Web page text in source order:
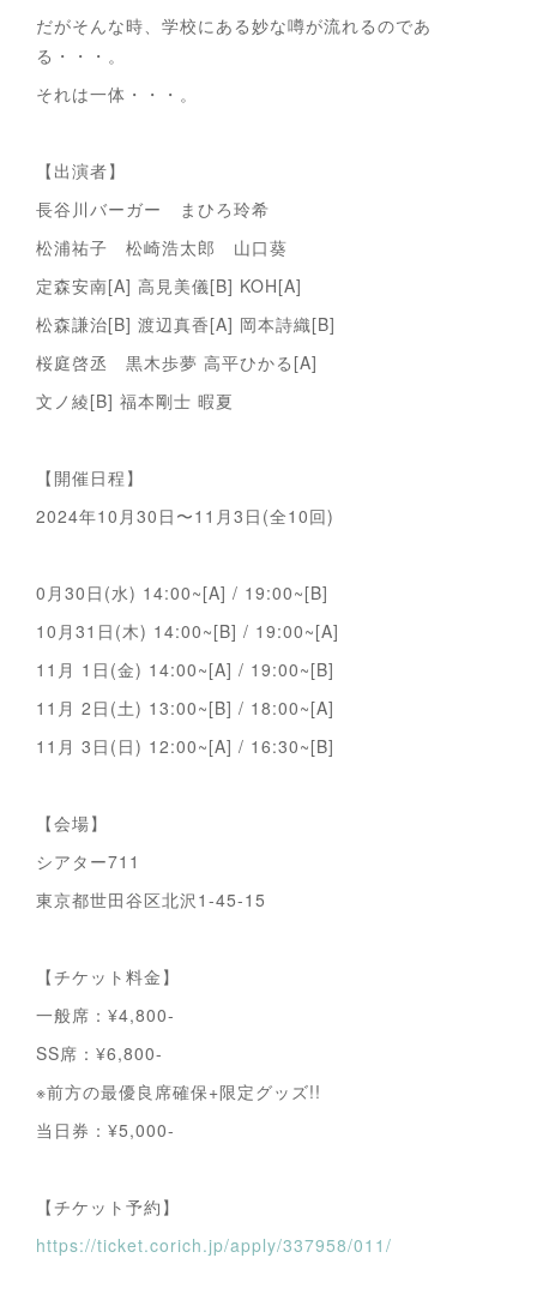
だがそんな時、学校にある妙な噂が流れるのであ
る・・・。
それは一体・・・。
【出演者】
長谷川バーガー まひろ玲希
松浦祐子 松崎浩太郎 山口葵
定森安南[A] 高見美儀[B] KOH[A]
松森謙治[B] 渡辺真香[A] 岡本詩織[B]
桜庭啓丞 黒木歩夢 高平ひかる[A]
文ノ綾[B] 福本剛士 暇夏
【開催日程】
2024年10月30日〜11月3日(全10回)
0月30日(水) 14:00~[A] / 19:00~[B]
10月31日(木) 14:00~[B] / 19:00~[A]
11月 1日(金) 14:00~[A] / 19:00~[B]
11月 2日(土) 13:00~[B] / 18:00~[A]
11月 3日(日) 12:00~[A] / 16:30~[B]
【会場】
シアター711
東京都世田谷区北沢1-45-15
【チケット料金】
一般席：¥4,800-
SS席：¥6,800-
※前方の最優良席確保+限定グッズ!!
当日券：¥5,000-
【チケット予約】
https://ticket.corich.jp/apply/337958/011/